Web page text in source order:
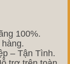
100%.
– Tận Tình.